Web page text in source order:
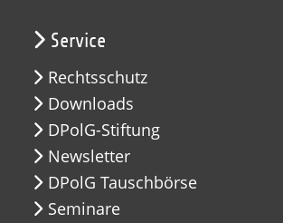
Service
Rechtsschutz
Downloads
DPolG-Stiftung
Newsletter
DPolG Tauschbörse
Seminare